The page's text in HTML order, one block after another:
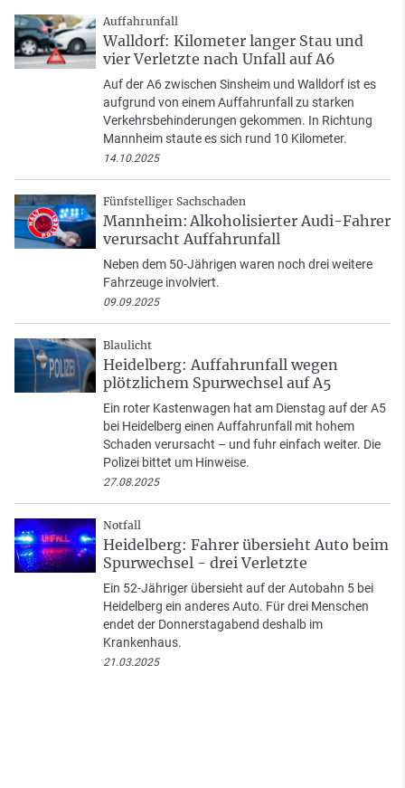
Auffahrunfall
Walldorf: Kilometer langer Stau und
vier Verletzte nach Unfall auf A6
Auf der A6 zwischen Sinsheim und Walldorf ist es
aufgrund von einem Auffahrunfall zu starken
Verkehrsbehinderungen gekommen. In Richtung
Mannheim staute es sich rund 10 Kilometer.
14.10.2025
Fünfstelliger Sachschaden
Mannheim: Alkoholisierter Audi-Fahrer
verursacht Auffahrunfall
Neben dem 50-Jährigen waren noch drei weitere
Fahrzeuge involviert.
09.09.2025
Blaulicht
Heidelberg: Auffahrunfall wegen
plötzlichem Spurwechsel auf A5
Ein roter Kastenwagen hat am Dienstag auf der A5
bei Heidelberg einen Auffahrunfall mit hohem
Schaden verursacht – und fuhr einfach weiter. Die
Polizei bittet um Hinweise.
27.08.2025
Notfall
Heidelberg: Fahrer übersieht Auto beim
Spurwechsel - drei Verletzte
Ein 52-Jähriger übersieht auf der Autobahn 5 bei
Heidelberg ein anderes Auto. Für drei Menschen
endet der Donnerstagabend deshalb im
Krankenhaus.
21.03.2025